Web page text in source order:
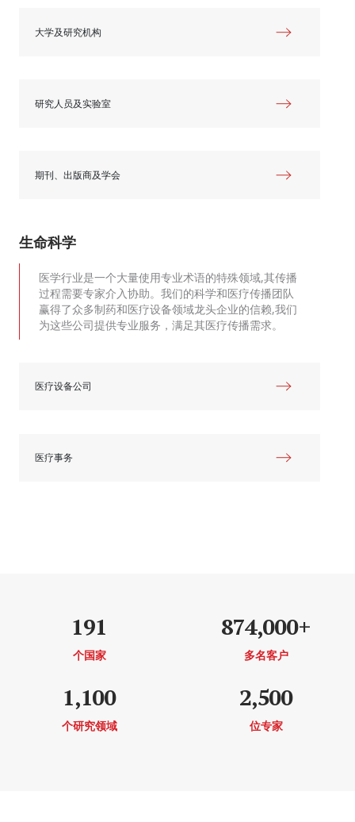
大学及研究机构
研究人员及实验室
期刊、出版商及学会
生命科学
医学行业是一个大量使用专业术语的特殊领域,其传播
过程需要专家介入协助。我们的科学和医疗传播团队
赢得了众多制药和医疗设备领域龙头企业的信赖,我们
为这些公司提供专业服务，满足其医疗传播需求。
医疗设备公司
医疗事务
191
个国家
874,000+
多名客户
1,100
个研究领域
2,500
位专家